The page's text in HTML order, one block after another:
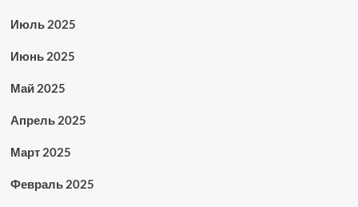
Июль 2025
Июнь 2025
Май 2025
Апрель 2025
Март 2025
Февраль 2025